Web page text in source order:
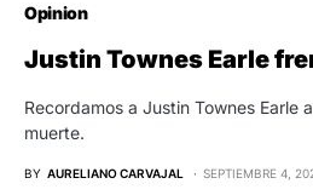
Opinion
Justin Townes Earle
Recordamos a Justin Townes Earle
muerte.
BY AURELIANO CARVAJAL SEPTIEMBRE 4,